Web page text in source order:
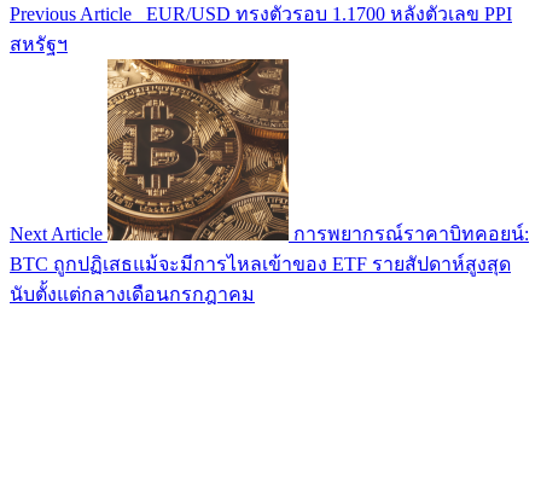
Previous Article
EUR/USD ทรงตัวรอบ 1.1700 หลังตัวเลข PPI
สหรัฐฯ
Next Article
การพยากรณ์ราคาบิทคอยน์:
BTC ถูกปฏิเสธแม้จะมีการไหลเข้าของ ETF รายสัปดาห์สูงสุด
นับตั้งแต่กลางเดือนกรกฎาคม